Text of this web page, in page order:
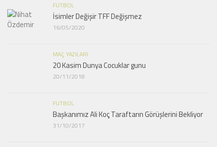
FUTBOL
İsimler Değişir TFF Değişmez
16/05/2020
MAÇ YAZILARI
20 Kasim Dunya Cocuklar gunu
20/11/2018
FUTBOL
Başkanımız Ali Koç Taraftarın Görüşlerini Bekliyor
31/10/2017